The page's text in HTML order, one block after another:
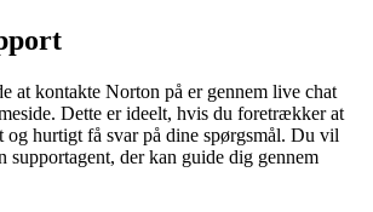
at kontakte Norton på er gennem live chat
Dette er ideelt, hvis du foretrækker at
hurtigt få svar på dine spørgsmål. Du vil
supportagent, der kan guide dig gennem